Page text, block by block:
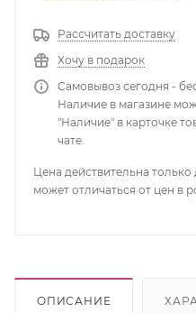
Рассчитать доставку
Хочу в подарок
Самовывоз сегодня -
Наличие в магазине
"Наличие" в карточке
чате.
Цена действительна
может отличаться от цен в
ОПИСАНИЕ